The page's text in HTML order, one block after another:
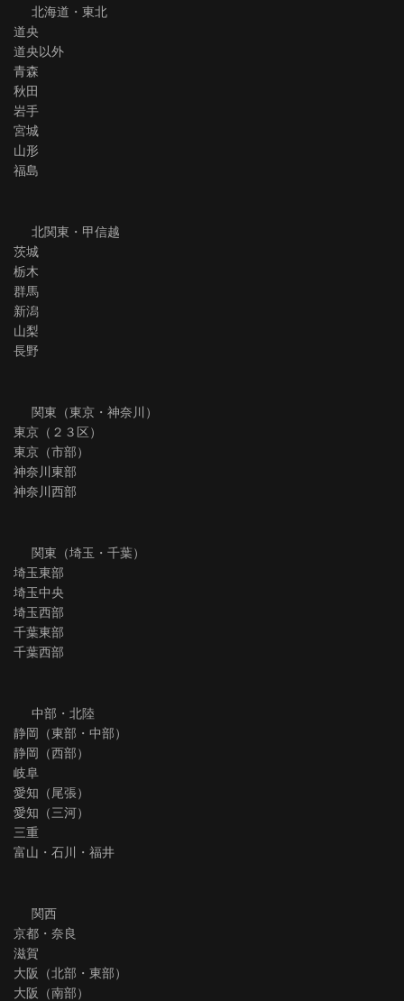
北海道・東北
道央
道央以外
青森
秋田
岩手
宮城
山形
福島
北関東・甲信越
茨城
栃木
群馬
新潟
山梨
長野
関東（東京・神奈川）
東京（２３区）
東京（市部）
神奈川東部
神奈川西部
関東（埼玉・千葉）
埼玉東部
埼玉中央
埼玉西部
千葉東部
千葉西部
中部・北陸
静岡（東部・中部）
静岡（西部）
岐阜
愛知（尾張）
愛知（三河）
三重
富山・石川・福井
関西
京都・奈良
滋賀
大阪（北部・東部）
大阪（南部）